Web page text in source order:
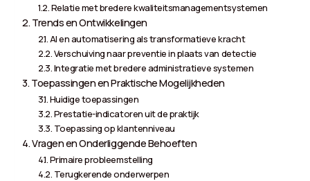
Relatie met bredere kwaliteitsmanagementsystemen
Trends en Ontwikkelingen
AI en automatisering als transformatieve kracht
Verschuiving naar preventie in plaats van detectie
Integratie met bredere administratieve systemen
Toepassingen en Praktische Mogelijkheden
Huidige toepassingen
Prestatie-indicatoren uit de praktijk
Toepassing op klantenniveau
Vragen en Onderliggende Behoeften
Primaire probleemstelling
Terugkerende onderwerpen